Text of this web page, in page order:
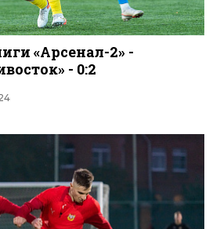
«Арсенал-2» -
- 0:2